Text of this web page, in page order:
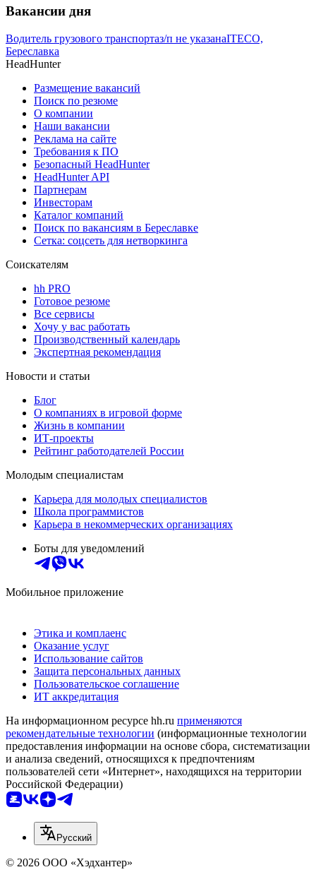
Вакансии дня
Водитель грузового транспортаз/п не указанаITECO,
Береславка
HeadHunter
Размещение вакансий
Поиск по резюме
О компании
Наши вакансии
Реклама на сайте
Требования к ПО
Безопасный HeadHunter
HeadHunter API
Партнерам
Инвесторам
Каталог компаний
Поиск по вакансиям в Береславке
Сетка: соцсеть для нетворкинга
Соискателям
hh PRO
Готовое резюме
Все сервисы
Хочу у вас работать
Производственный календарь
Экспертная рекомендация
Новости и статьи
Блог
О компаниях в игровой форме
Жизнь в компании
ИТ-проекты
Рейтинг работодателей России
Молодым специалистам
Карьера для молодых специалистов
Школа программистов
Карьера в некоммерческих организациях
Боты для уведомлений
Мобильное приложение
Этика и комплаенс
Оказание услуг
Использование сайтов
Защита персональных данных
Пользовательское соглашение
ИТ аккредитация
На информационном ресурсе hh.ru применяются
рекомендательные технологии (информационные технологии
предоставления информации на основе сбора, систематизации
и анализа сведений, относящихся к предпочтениям
пользователей сети «Интернет», находящихся на территории
Российской Федерации)
Русский
© 2026 ООО «Хэдхантер»